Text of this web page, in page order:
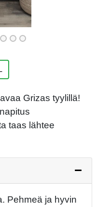
Grizas tyylillä!
taas lähtee
Pehmeä ja hyvin